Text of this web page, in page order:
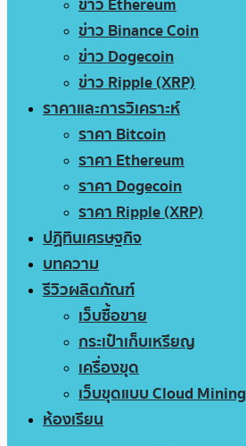
ข่าว Binance Coin
ข่าว Dogecoin
ข่าว Ripple (XRP)
ราคาและการวิเคราะห์
ราคา Bitcoin
ราคา Ethereum
ราคา Dogecoin
ราคา Ripple (XRP)
ปฏิทินเศรษฐกิจ
บทความ
รีวิวผลิตภัณฑ์
เว็บซื้อขาย
กระเป๋าเก็บเหรียญ
เครื่องขุด
เว็บขุดแบบ Cloud Mining
ห้องเรียน